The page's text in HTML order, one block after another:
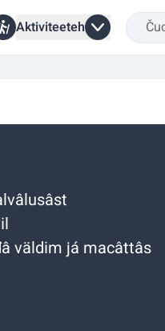
Aktiviteeteh
väldim já macâttâs